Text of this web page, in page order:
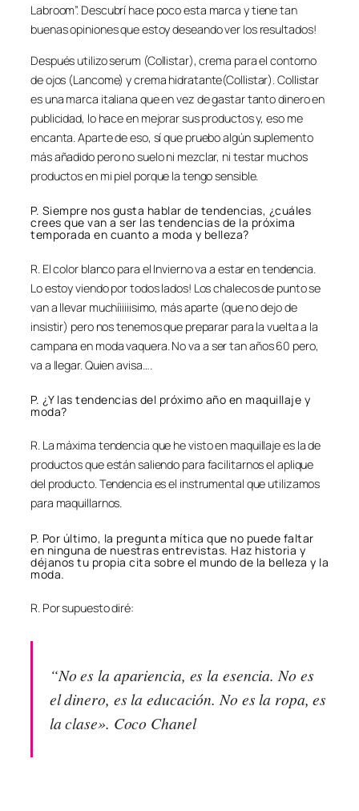
Labroom”. Descubrí hace poco esta marca y tiene tan
buenas opiniones que estoy deseando ver los resultados!
Después utilizo serum (Collistar), crema para el contorno
de ojos (Lancome) y crema hidratante(Collistar). Collistar
es una marca italiana que en vez de gastar tanto dinero en
publicidad, lo hace en mejorar sus productos y, eso me
encanta. Aparte de eso, sí que pruebo algún suplemento
más añadido pero no suelo ni mezclar, ni testar muchos
productos en mi piel porque la tengo sensible.
P. Siempre nos gusta hablar de tendencias, ¿cuáles
crees que van a ser las tendencias de la próxima
temporada en cuanto a moda y belleza?
R. El color blanco para el Invierno va a estar en tendencia.
Lo estoy viendo por todos lados! Los chalecos de punto se
van a llevar muchíiiiiisimo, más aparte (que no dejo de
insistir) pero nos tenemos que preparar para la vuelta a la
campana en moda vaquera. No va a ser tan años 60 pero,
va a llegar. Quien avisa….
P. ¿Y las tendencias del próximo año en maquillaje y
moda?
R. La máxima tendencia que he visto en maquillaje es la de
productos que están saliendo para facilitarnos el aplique
del producto. Tendencia es el instrumental que utilizamos
para maquillarnos.
P. Por último, la pregunta mítica que no puede faltar
en ninguna de nuestras entrevistas. Haz historia y
déjanos tu propia cita sobre el mundo de la belleza y la
moda.
R. Por supuesto diré:
“No es la apariencia, es la esencia. No es
el dinero, es la educación. No es la ropa, es
la clase». Coco Chanel